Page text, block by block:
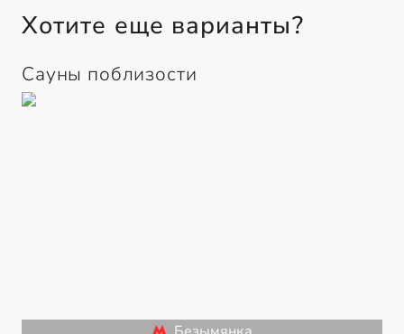
Хотите еще варианты?
Сауны поблизости